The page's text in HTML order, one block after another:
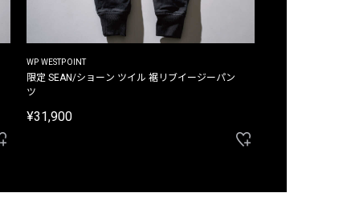
WP WESTPOINT
限定 SEAN/ショーン ツイル 裾リブイージーパン
ツ
¥31,900